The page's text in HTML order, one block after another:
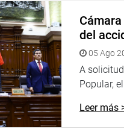
del
05 Ago
A
Popular,
Leer más